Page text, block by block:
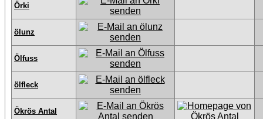
Örki
ölunz
Ölfuss
ölfleck
Ökrös Antal